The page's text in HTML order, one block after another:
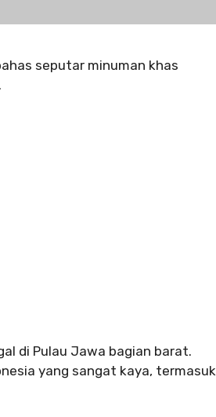
seputar minuman khas
di Pulau Jawa bagian barat.
yang sangat kaya, termasuk